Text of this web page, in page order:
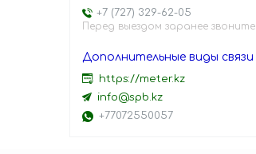
+7 (727) 329-62-05
Перед выездом заранее звоните
https://meter.kz
info@spb.kz
+77072550057